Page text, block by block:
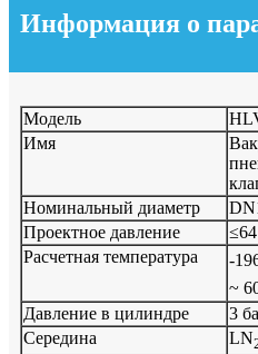
Информация о
Модель
Имя
Номинальный диаметр
Проектное давление
Расчетная температура
-
~
Давление в цилиндре
3
Середина
LN